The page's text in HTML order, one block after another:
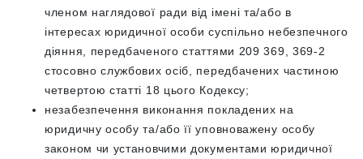
членом наглядової ради від імені та/або в
інтересах юридичної особи суспільно небезпечного
діяння, передбаченого статтями 209 369, 369-2
стосовно службових осіб, передбачених частиною
четвертою статті 18 цього Кодексу;
незабезпечення виконання покладених на
юридичну особу та/або її уповноважену особу
законом чи установчими документами юридичної